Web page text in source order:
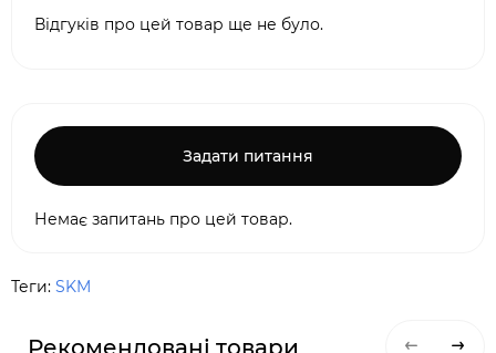
Відгуків про цей товар ще не було.
Задати питання
Немає запитань про цей товар.
Теги: SKM
Рекомендовані товари